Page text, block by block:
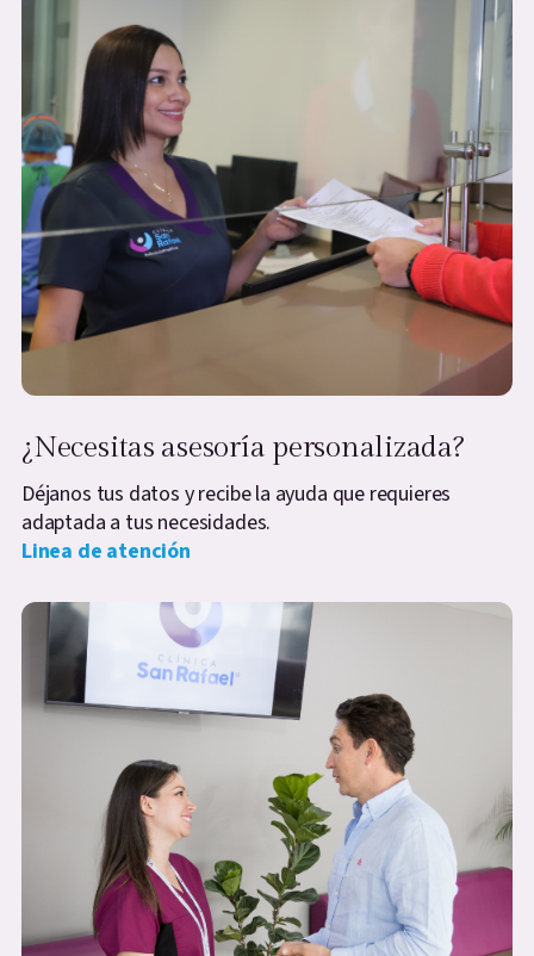
¿Necesitas asesoría personalizada?
Déjanos tus datos y recibe la ayuda que requieres
adaptada a tus necesidades.
Linea de atención